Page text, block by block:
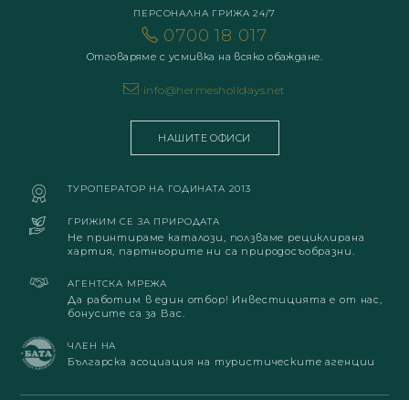
ПЕРСОНАЛНА ГРИЖА 24/7
0700 18 017
Отговаряме с усмивка на всяко обаждане.
info@hermesholidays.net
НАШИТЕ ОФИСИ
ТУРОПЕРАТОР НА ГОДИНАТА 2013
ГРИЖИМ СЕ ЗА ПРИРОДАТА
Не принтираме каталози, ползваме рециклирана
хартия, партньорите ни са природосъобразни.
АГЕНТСКА МРЕЖА
Да работим в един отбор! Инвестицията е от нас,
бонусите са за Вас.
ЧЛЕН НА
Българска асоциация на туристическите агенции